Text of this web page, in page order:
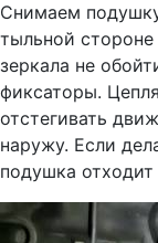
Снимаем
тыльной
зеркала не
фиксаторы.
отстегивать
наружу. Если
подушка